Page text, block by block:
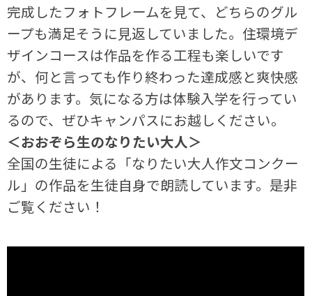
完成したフォトフレームを見て、どちらのグル
ープも満足そうに見返していました。住環境デ
ザインコースは作品を作る工程も楽しいです
が、何と言っても作り終わった達成感と爽快感
があります。気になる方は体験入学を行ってい
るので、ぜひキャンパスにお越しください。
＜おおぞら生のなりたい大人＞
全国の生徒による「なりたい大人作文コンクー
ル」の作品を生徒自身で朗読しています。是非
ご覧ください！